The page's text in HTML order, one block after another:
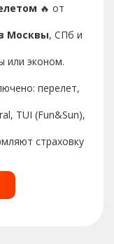
🔥 от
Москвы, СПб и
или эконом.
перелет,
TUI (Fun&Sun),
страховку